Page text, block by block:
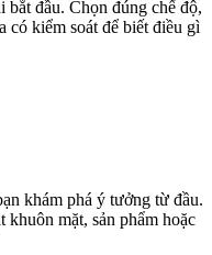
bắt đầu. Chọn đúng chế độ,
có kiểm soát để biết điều gì
khám phá ý tưởng từ đầu.
khuôn mặt, sản phẩm hoặc